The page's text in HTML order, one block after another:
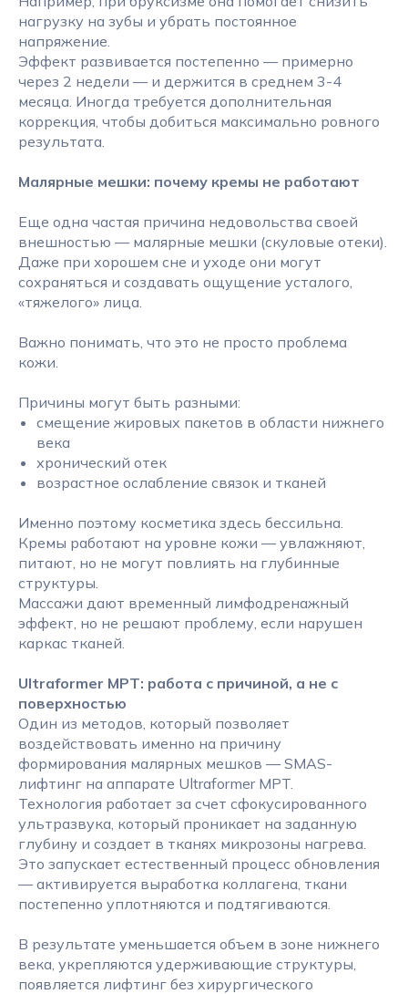
нагрузку на зубы и убрать постоянное
напряжение.
Эффект развивается постепенно — примерно
через 2 недели — и держится в среднем 3-4
месяца. Иногда требуется дополнительная
коррекция, чтобы добиться максимально ровного
результата.
Малярные мешки: почему кремы не работают
Еще одна частая причина недовольства своей
внешностью — малярные мешки (скуловые отеки).
Даже при хорошем сне и уходе они могут
сохраняться и создавать ощущение усталого,
«тяжелого» лица.
Важно понимать, что это не просто проблема
кожи.
Причины могут быть разными:
смещение жировых пакетов в области нижнего
века
хронический отек
возрастное ослабление связок и тканей
Именно поэтому косметика здесь бессильна.
Кремы работают на уровне кожи — увлажняют,
питают, но не могут повлиять на глубинные
структуры.
Массажи дают временный лимфодренажный
эффект, но не решают проблему, если нарушен
каркас тканей.
Ultraformer MPT: работа с причиной, а не с
поверхностью
Один из методов, который позволяет
воздействовать именно на причину
формирования малярных мешков — SMAS-
лифтинг на аппарате Ultraformer MPT.
Технология работает за счет сфокусированного
ультразвука, который проникает на заданную
глубину и создает в тканях микрозоны нагрева.
Это запускает естественный процесс обновления
— активируется выработка коллагена, ткани
постепенно уплотняются и подтягиваются.
В результате уменьшается объем в зоне нижнего
века, укрепляются удерживающие структуры,
появляется лифтинг без хирургического